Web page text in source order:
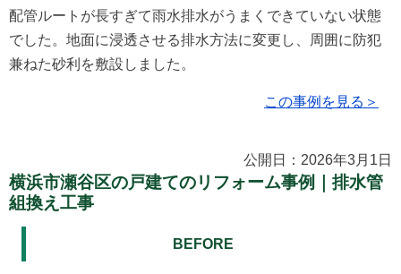
配管ルートが長すぎて雨水排水がうまくできていない状態
でした。地面に浸透させる排水方法に変更し、周囲に防犯
兼ねた砂利を敷設しました。
この事例を見る＞
公開日：2026年3月1日
横浜市瀬谷区の戸建てのリフォーム事例｜排水管
組換え工事
BEFORE